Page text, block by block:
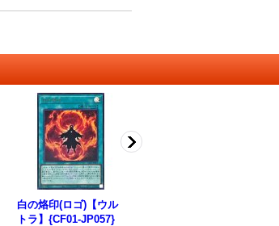
白の烙印(ロゴ)【ウル
トラ】{CF01-JP057}